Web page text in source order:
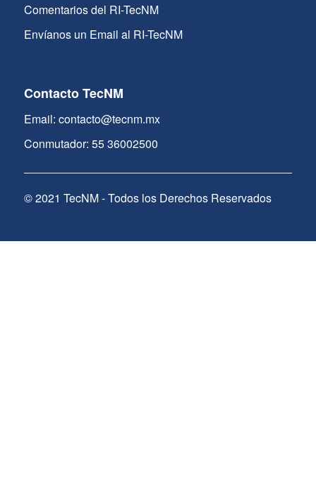
Comentarios del RI-TecNM
Envíanos un Email al RI-TecNM
Contacto TecNM
Email: contacto@tecnm.mx
Conmutador: 55 36002500
© 2021 TecNM - Todos los Derechos Reservados